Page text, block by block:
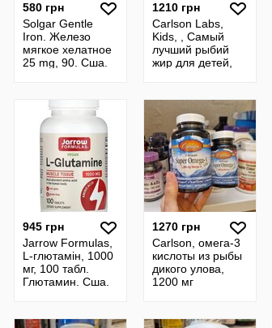
580 грн
Solgar Gentle
Iron. Железо
мягкое хелатное
25 mg, 90. Сша.
1210 грн
Carlson Labs,
Kids, , Самый
лучший рыбий
жир для детей,
945 грн
Jarrow Formulas,
L-глютамін, 1000
мг, 100 табл.
Глютамин. Сша.
1270 грн
Carlson, омега-3
кислоты из рыбы
дикого улова,
1200 мг